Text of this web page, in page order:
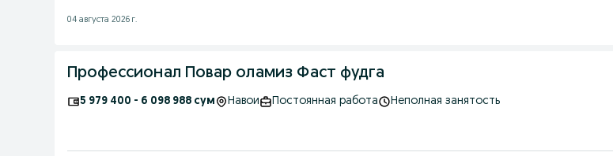
04 августа 2026 г.
Профессионал Повар оламиз Фаст фудга
5 979 400 - 6 098 988 сум Навои Постоянная работа Неполная занятость